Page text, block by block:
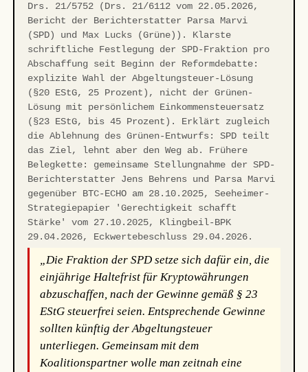
Drs. 21/5752 (Drs. 21/6112 vom 22.05.2026,
Bericht der Berichterstatter Parsa Marvi
(SPD) und Max Lucks (Grüne)). Klarste
schriftliche Festlegung der SPD-Fraktion pro
Abschaffung seit Beginn der Reformdebatte:
explizite Wahl der Abgeltungsteuer-Lösung
(§20 EStG, 25 Prozent), nicht der Grünen-
Lösung mit persönlichem Einkommensteuersatz
(§23 EStG, bis 45 Prozent). Erklärt zugleich
die Ablehnung des Grünen-Entwurfs: SPD teilt
das Ziel, lehnt aber den Weg ab. Frühere
Belegkette: gemeinsame Stellungnahme der SPD-
Berichterstatter Jens Behrens und Parsa Marvi
gegenüber BTC-ECHO am 28.10.2025, Seeheimer-
Strategiepapier 'Gerechtigkeit schafft
Stärke' vom 27.10.2025, Klingbeil-BPK
29.04.2026, Eckwertebeschluss 29.04.2026.
„Die Fraktion der SPD setze sich dafür ein, die
einjährige Haltefrist für Kryptowährungen
abzuschaffen, nach der Gewinne gemäß § 23
EStG steuerfrei seien. Entsprechende Gewinne
sollten künftig der Abgeltungsteuer
unterliegen. Gemeinsam mit dem
Koalitionspartner wolle man zeitnah eine